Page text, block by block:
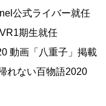
公式ライバー就任
期生就任
動画「八重子」掲載
れない百物語2020